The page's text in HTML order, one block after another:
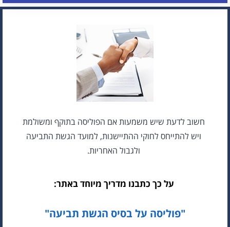
חשוב לדעת שיש משמעות אם הפוליסה בתוקף ומשולמת
ויש להתייחס לחוקי ההתיישנות, למועד הגשת התביעה
ולגבול האחריות.
על כך כתבנו מדריך מיוחד באתר:
"פוליסה על בסיס הגשת תביעה"